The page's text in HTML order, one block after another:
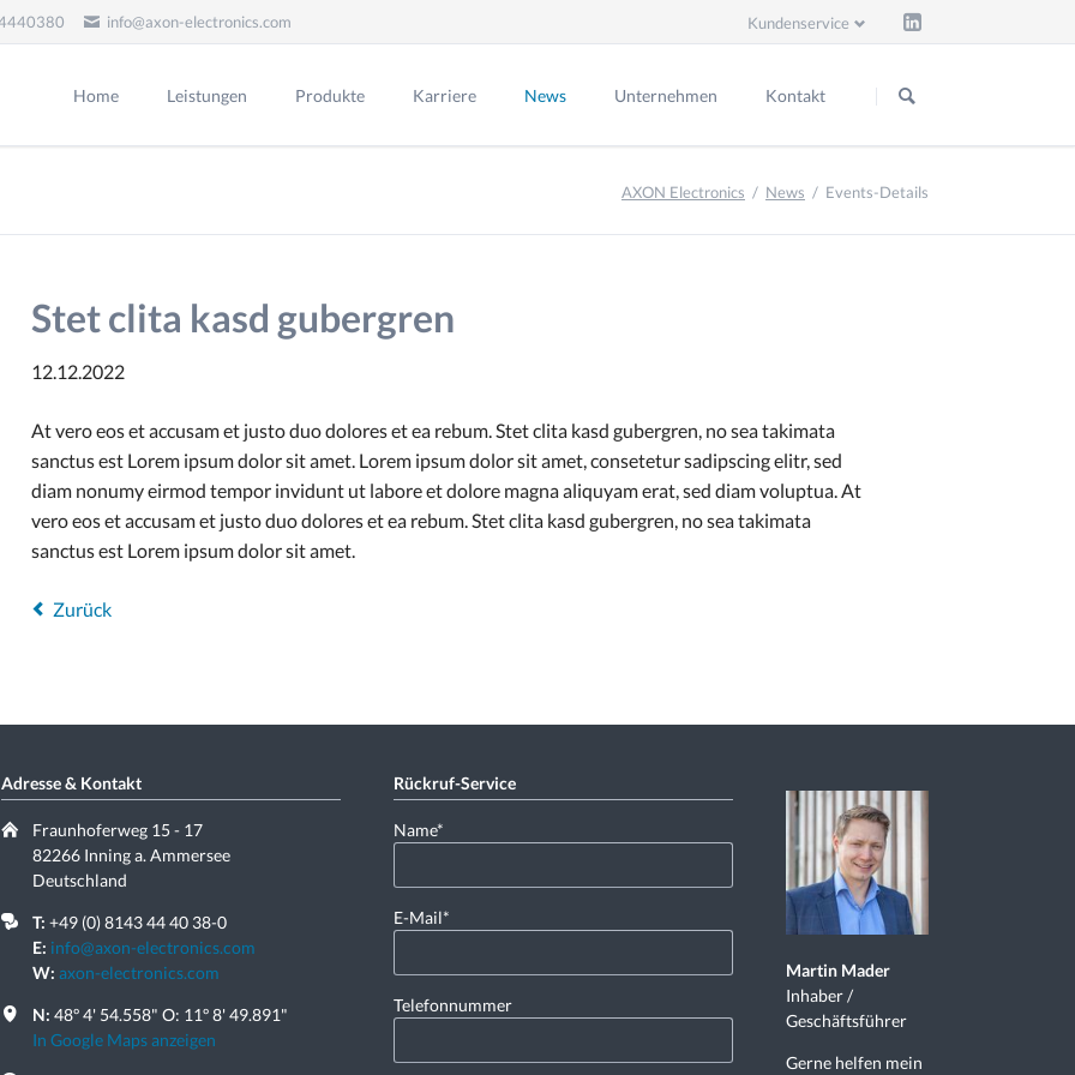
info@axon-electronics.com
Kundenservice
überspringen
Home Leistungen
Beschaffung
SMD-Bestückung
Montage
Endkontrolle
Produkte Karriere News
Stellenangebote
Downloads
Unternehmen
Team
Nachhaltigkeit
Kontakt
Impressum
Datenschutz
AXON Electronics News Events-Details
Stet clita kasd gubergren
12.12.2022
At vero eos et accusam et justo duo dolores et ea rebum. Stet clita kasd gubergren, no sea takimata
sanctus est Lorem ipsum dolor sit amet. Lorem ipsum dolor sit amet, consetetur sadipscing elitr, sed
diam nonumy eirmod tempor invidunt ut labore et dolore magna aliquyam erat, sed diam voluptua. At
vero eos et accusam et justo duo dolores et ea rebum. Stet clita kasd gubergren, no sea takimata
sanctus est Lorem ipsum dolor sit amet.
Zurück
Adresse & Kontakt
Fraunhoferweg 15 - 17
82266 Inning a. Ammersee
Deutschland
T: +49 (0) 8143 44 40 38-0
E: info@axon-electronics.com
W: axon-electronics.com
N: 48º 4' 54.558" O: 11º 8' 49.891"
In Google Maps anzeigen
Rückruf-Service
Pflichtfeld
Name*
Pflichtfeld
E-Mail*
Telefonnummer
Martin Mader
Inhaber /
Geschäftsführer
Gerne helfen mein